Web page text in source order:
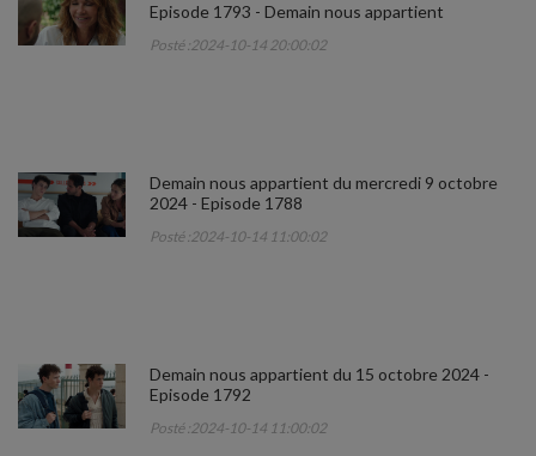
Episode 1793 - Demain nous appartient
Posté :2024-10-14 20:00:02
Demain nous appartient du mercredi 9 octobre
2024 - Episode 1788
Posté :2024-10-14 11:00:02
Demain nous appartient du 15 octobre 2024 -
Episode 1792
Posté :2024-10-14 11:00:02